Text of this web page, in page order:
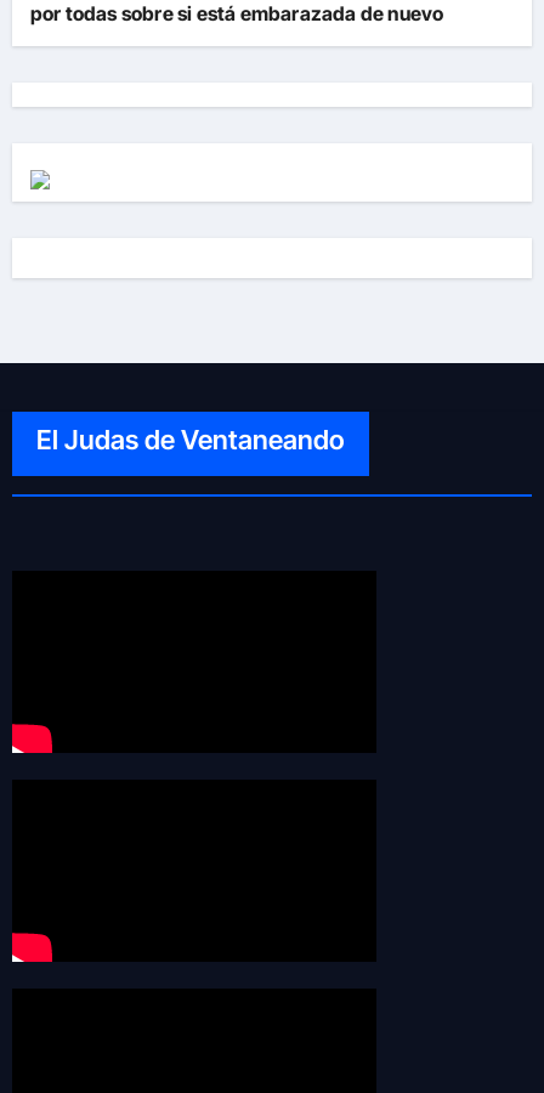
por todas sobre si está embarazada de nuevo
El Judas de Ventaneando